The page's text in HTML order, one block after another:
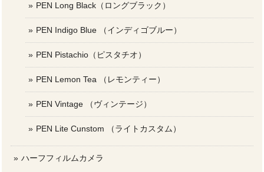
PEN Long Black（ロングブラック）
PEN Indigo Blue （インディゴブルー）
PEN Pistachio（ピスタチオ）
PEN Lemon Tea （レモンティー）
PEN Vintage （ヴィンテージ）
PEN Lite Cunstom （ライトカスタム）
ハーフフィルムカメラ